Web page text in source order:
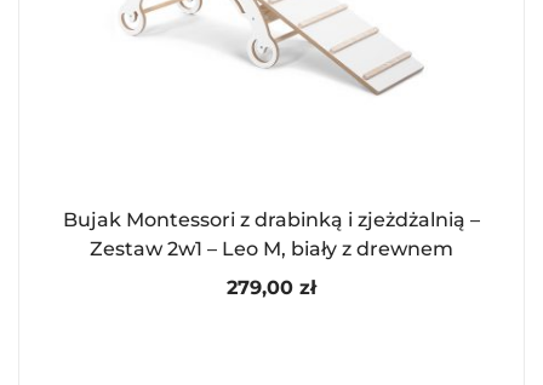
Bujak Montessori z drabinką i zjeżdżalnią –
Zestaw 2w1 – Leo M, biały z drewnem
279,00 zł